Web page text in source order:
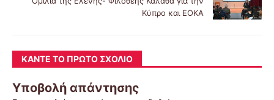
Κύπρο και ΕΟΚΑ
ΚΆΝΤΕ ΤΟ ΠΡΏΤΟ ΣΧΌΛΙΟ
Υποβολή απάντησης